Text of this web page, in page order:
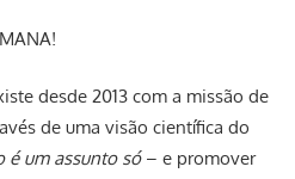
desde 2013 com a missão de
de uma visão científica do
é um assunto só– e promover